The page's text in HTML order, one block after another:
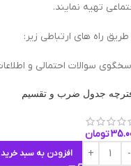
تهیه نمایند.
طریق راه های ارتباطی زیر:
سوالات احتمالی و
جدول ضرب و تقسیم
تومان
افزودن به سبد خرید